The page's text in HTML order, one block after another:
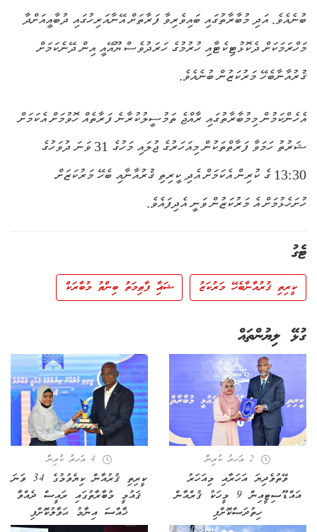
ބުނެއެވެ. އަދި މުބާރާތުގައި ބައިވެރިވާ ފަރާތަށް އޭނާއަރިހުގައި ދުބާއީއަށްދާ
މަހްރަމަކަށް ދެކޮޅުޓިކެޓާއި ހުރުމުގެ ހަރަދުވެސް ޔޫއޭއީ އިން ދޭނެކަމަށް
ޤުރުއާނާބެހޭ މަރުކަޒުން ބުނެއެވެ.
އެހެންކަމުން މިމުބާރާތުގައި ރާއްޖެ ތަމުސީލުކުރާނެ ފަރާތެއް ހޮވުމަށް އެކަމަށް
ޝަރުތު ހަމަވާ ފަރާތްތަކުން މިއަހަރުގެ ޖުލައި މަހުގެ 31 ވަނަ ދުވަހުގެ
13:30 ގެ ކުރިން އެކަމަށް އެދި ކީރިތި ޤުރުއާނާއި ބެހޭ މަރުކަޒަށް
ހުށަހެޅުމަށް އެ މަރުކަޒުން ވަނީ އެދިފައެވެ.
ޓެގު
ކީރިތި ޤުރުއާނާބެހޭ މަރުކަޒު ޝައިޚާ ފާޠިމަތު ބިންތު މުބާރަކް
ގުޅޭ ލިޔުންތައް
2 އަހރު ކުރިން
ވޭތުވެދިޔަ އަހަރާއި މިއަހަރު
އައްޑޫސިޓީއިން 9 މީހަކު ޤުރްއާން
ހިތުދަސްކޮށްފި
4 އަހރު ކުރިން
ކީރިތި ޤުރުއާން ކިޔެވުމުގެ 34 ވަނަ
ޤައުމީ މުބާރާތުގައި ރައީސް ދެއްވާ
ޚާއްސަ އިނާމު ޙަވާލުކޮށްފި